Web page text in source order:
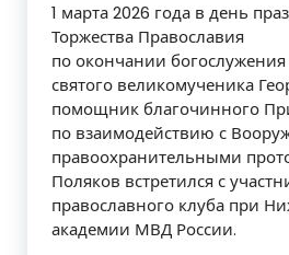
1 марта 2026 года в день
Торжества Православия
по окончании богослужения
святого великомученика
помощник благочинного
по взаимодействию с
правоохранительными
Поляков встретился с
православного клуба при
академии МВД России.